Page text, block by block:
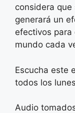
considera
generará un
efectivos para
mundo cada
Escucha este
todos los
Audio